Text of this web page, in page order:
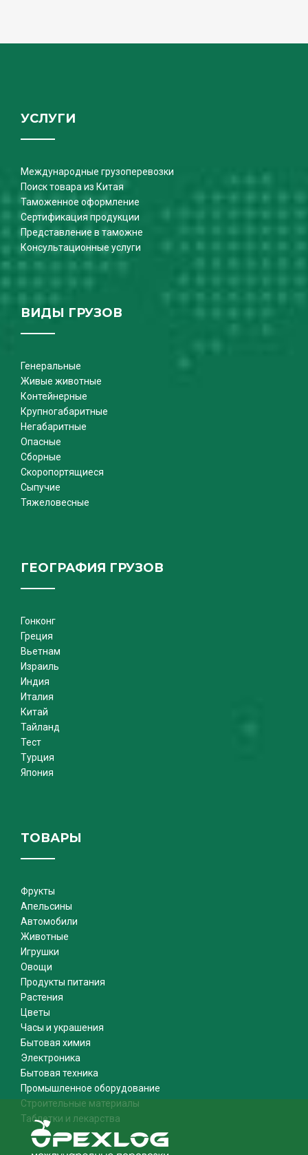
УСЛУГИ
Международные грузоперевозки
Поиск товара из Китая
Таможенное оформление
Сертификация продукции
Представление в таможне
Консультационные услуги
ВИДЫ ГРУЗОВ
Генеральные
Живые животные
Контейнерные
Крупногабаритные
Негабаритные
Опасные
Сборные
Скоропортящиеся
Сыпучие
Тяжеловесные
ГЕОГРАФИЯ ГРУЗОВ
Гонконг
Греция
Вьетнам
Израиль
Индия
Италия
Китай
Тайланд
Тест
Турция
Япония
ТОВАРЫ
Фрукты
Апельсины
Автомобили
Животные
Игрушки
Овощи
Продукты питания
Растения
Цветы
Часы и украшения
Бытовая химия
Электроника
Бытовая техника
Промышленное оборудование
Строительные материалы
Таблетки и лекарства